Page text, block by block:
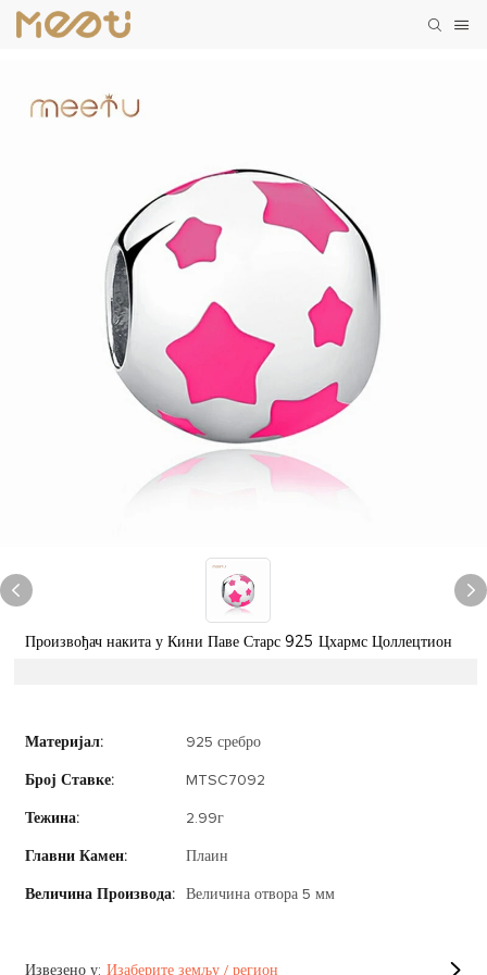
Произвођач накита у Кини Паве Старс 925 Цхармс Цоллецтион
Материјал: 925 сребро
Број Ставке: MTSC7092
Тежина: 2.99г
Главни Камен: Плаин
Величина Производа: Величина отвора 5 мм
Извезено у: Изаберите земљу / регион